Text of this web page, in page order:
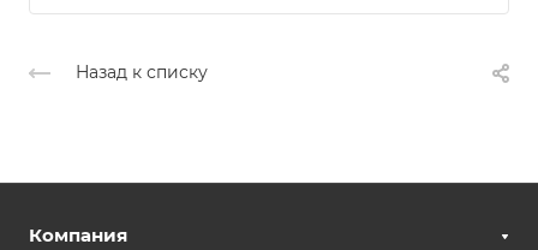
Назад к списку
Компания